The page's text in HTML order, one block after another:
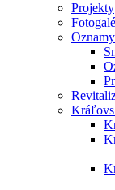
Projekty
Oznamy